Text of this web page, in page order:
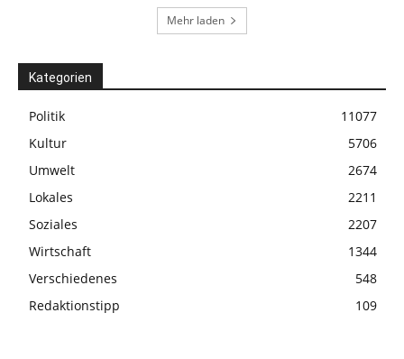
Mehr laden
Kategorien
Politik
11077
Kultur
5706
Umwelt
2674
Lokales
2211
Soziales
2207
Wirtschaft
1344
Verschiedenes
548
Redaktionstipp
109